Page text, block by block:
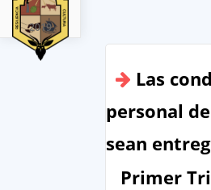
2019
Las
personal
sean
Primer